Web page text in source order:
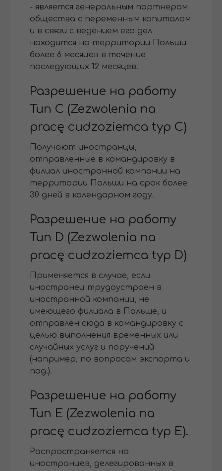
- является генеральным партнером
общества с переменным капиталом
и в связи с ведением его дел
находится на территории Польши
более 6 месяцев в течение
последующих 12 месяцев.
Разрешение на работу
Тип С (Zezwolenia na
pracę cudzoziemca typ С)
Получают иностранцы,
отправленные в командировку в
филиал иностранной компании на
территории Польши на срок более
30 дней в календарном году.
Разрешение на работу
Тип D (Zezwolenia na
pracę cudzoziemca typ D)
Применяется в случае, если
иностранец трудоустроен в
иностранной компании, не
имеющего филиала в Польше, и
отправлен сюда в командировку с
целью выполнения временных или
случайных услуг и поручений
(например, по вопросам экспорта и
под.).
Разрешение на работу
Тип Е (Zezwolenia na
pracę cudzoziemca typ Е).
Распространяется на
иностранцев, делегированных в